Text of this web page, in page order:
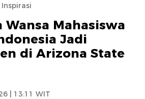
Wansa Mahasiswa
Jadi
di Arizona State
| 13:11 WIT